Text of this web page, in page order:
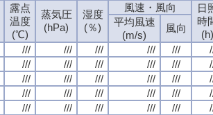
露点
温度
(℃)
蒸気圧
(hPa)
湿度
(％)
風速・風向
日
時
(h)
平均風速
(m/s)
風向
/// /// /// /// ///
/// /// /// /// ///
/// /// /// /// ///
/// /// /// /// ///
/// /// /// /// ///